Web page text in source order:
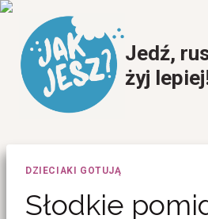
Przeskocz
treści
Jedź,
żyj
DZIECIAKI GOTUJĄ
Słodkie